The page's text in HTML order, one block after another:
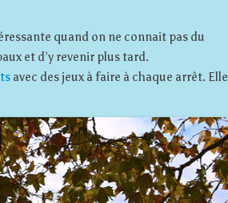
quand on ne connait pas du
et d’y revenir plus tard.
avec des jeux à faire à chaque arrêt. Elle